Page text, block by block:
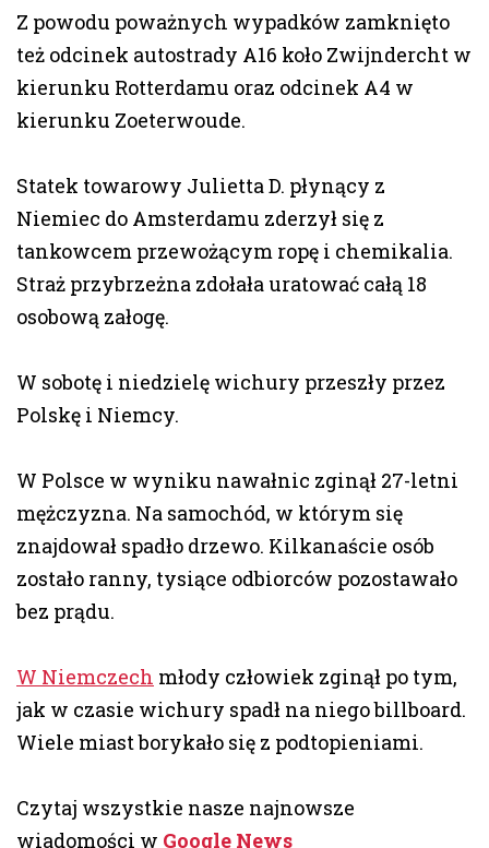
Z powodu poważnych wypadków zamknięto
też odcinek autostrady A16 koło Zwijndercht w
kierunku Rotterdamu oraz odcinek A4 w
kierunku Zoeterwoude.
Statek towarowy Julietta D. płynący z
Niemiec do Amsterdamu zderzył się z
tankowcem przewożącym ropę i chemikalia.
Straż przybrzeżna zdołała uratować całą 18
osobową załogę.
W sobotę i niedzielę wichury przeszły przez
Polskę i Niemcy.
W Polsce w wyniku nawałnic zginął 27-letni
mężczyzna. Na samochód, w którym się
znajdował spadło drzewo. Kilkanaście osób
zostało ranny, tysiące odbiorców pozostawało
bez prądu.
W Niemczech młody człowiek zginął po tym,
jak w czasie wichury spadł na niego billboard.
Wiele miast borykało się z podtopieniami.
Czytaj wszystkie nasze najnowsze
wiadomości w Google News